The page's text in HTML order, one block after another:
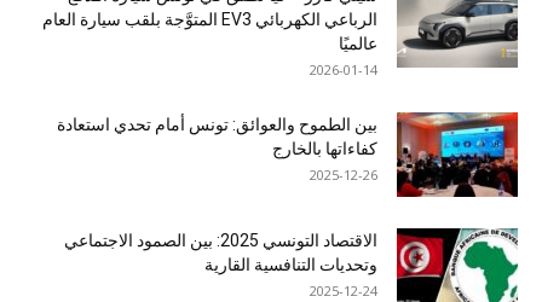
الرباعي الكهربائي EV3 المتوَّجة بلقب سيارة العام
عالميًا
2026-01-14
بين الطموح والعوائق: تونس أمام تحدي استعادة
كفاءاتها بالخارج
2025-12-26
الاقتصاد التونسي 2025: بين الصمود الاجتماعي
وتحديات التنافسية القارية
2025-12-24